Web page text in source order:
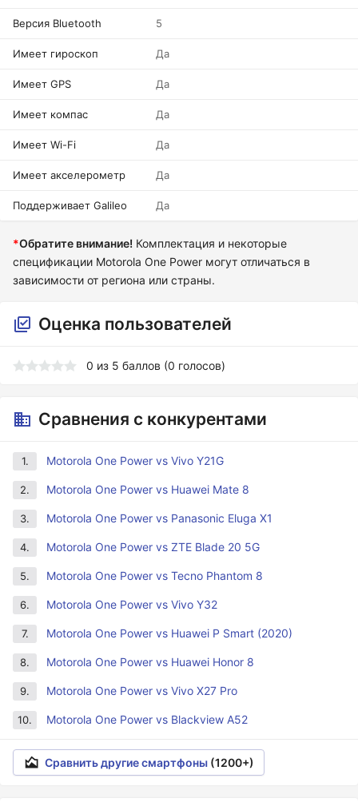
Версия Bluetooth 5
Имеет гироскоп Да
Имеет GPS Да
Имеет компас Да
Имеет Wi-Fi Да
Имеет акселерометр Да
Поддерживает Galileo Да
*Обратите внимание! Комплектация и некоторые
спецификации Motorola One Power могут отличаться в
зависимости от региона или страны.
Оценка пользователей
0 из 5 баллов (0 голосов)
Сравнения с конкурентами
1. Motorola One Power vs Vivo Y21G
2. Motorola One Power vs Huawei Mate 8
3. Motorola One Power vs Panasonic Eluga X1
4. Motorola One Power vs ZTE Blade 20 5G
5. Motorola One Power vs Tecno Phantom 8
6. Motorola One Power vs Vivo Y32
7. Motorola One Power vs Huawei P Smart (2020)
8. Motorola One Power vs Huawei Honor 8
9. Motorola One Power vs Vivo X27 Pro
10. Motorola One Power vs Blackview A52
Сравнить другие смартфоны (1200+)